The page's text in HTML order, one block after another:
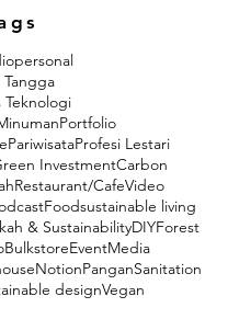
personal
Teknologi
Portfolio
PariwisataProfesi Lestari
InvestmentCarbon
Restaurant/CafeVideo
Foodsustainable living
& SustainabilityDIYForest
BulkstoreEventMedia
NotionPanganSanitation
designVegan